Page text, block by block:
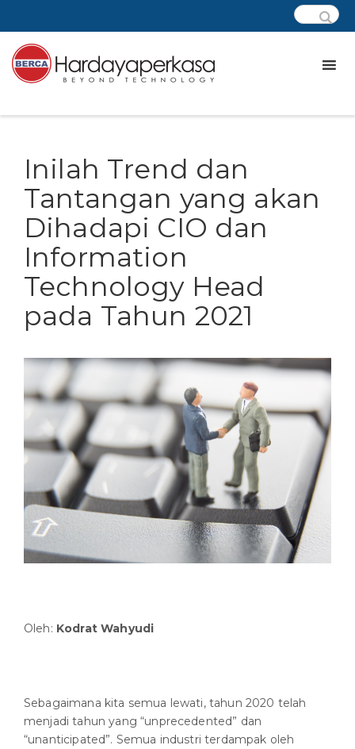
Inilah Trend dan
Tantangan yang akan
Dihadapi CIO dan
Information
Technology Head
pada Tahun 2021
Oleh: Kodrat Wahyudi
Sebagaimana kita semua lewati, tahun 2020 telah
menjadi tahun yang “unprecedented” dan
“unanticipated”. Semua industri terdampak oleh